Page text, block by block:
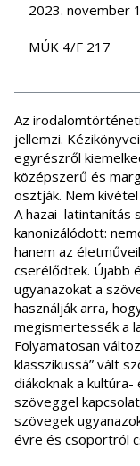
2023. november
MÚK 4/F 217
Az
jellemzi.
egyrészről
középszerű és
osztják. Nem
A hazai latintanítás
kanonizálódott:
hanem az
cserélődtek. Újabb
ugyanazokat a
használják arra,
megismertessék a
Folyamatosan
klasszikussá” vált
diákoknak a
szöveggel
szövegek
évre és csoportról